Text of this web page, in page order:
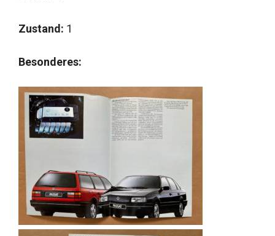
Zustand: 1
Besonderes: